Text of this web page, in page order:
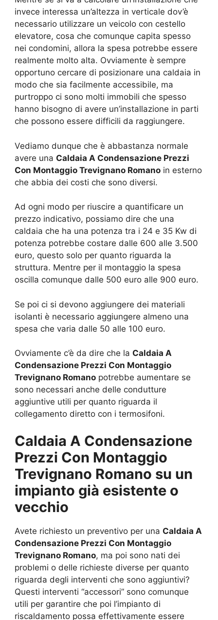
invece interessa un’altezza in verticale dov’è
necessario utilizzare un veicolo con cestello
elevatore, cosa che comunque capita spesso
nei condomini, allora la spesa potrebbe essere
realmente molto alta. Ovviamente è sempre
opportuno cercare di posizionare una caldaia in
modo che sia facilmente accessibile, ma
purtroppo ci sono molti immobili che spesso
hanno bisogno di avere un’installazione in parti
che possono essere difficili da raggiungere.
Vediamo dunque che è abbastanza normale
avere una Caldaia A Condensazione Prezzi
Con Montaggio Trevignano Romano in esterno
che abbia dei costi che sono diversi.
Ad ogni modo per riuscire a quantificare un
prezzo indicativo, possiamo dire che una
caldaia che ha una potenza tra i 24 e 35 Kw di
potenza potrebbe costare dalle 600 alle 3.500
euro, questo solo per quanto riguarda la
struttura. Mentre per il montaggio la spesa
oscilla comunque dalle 500 euro alle 900 euro.
Se poi ci si devono aggiungere dei materiali
isolanti è necessario aggiungere almeno una
spesa che varia dalle 50 alle 100 euro.
Ovviamente c’è da dire che la Caldaia A
Condensazione Prezzi Con Montaggio
Trevignano Romano potrebbe aumentare se
sono necessari anche delle condutture
aggiuntive utili per quanto riguarda il
collegamento diretto con i termosifoni.
Caldaia A Condensazione
Prezzi Con Montaggio
Trevignano Romano su un
impianto già esistente o
vecchio
Avete richiesto un preventivo per una Caldaia A
Condensazione Prezzi Con Montaggio
Trevignano Romano, ma poi sono nati dei
problemi o delle richieste diverse per quanto
riguarda degli interventi che sono aggiuntivi?
Questi interventi “accessori” sono comunque
utili per garantire che poi l’impianto di
riscaldamento possa effettivamente essere